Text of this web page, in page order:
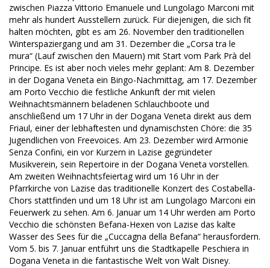
zwischen Piazza Vittorio Emanuele und Lungolago Marconi mit
mehr als hundert Ausstellern zurück. Für diejenigen, die sich fit
halten möchten, gibt es am 26. November den traditionellen
Winterspaziergang und am 31. Dezember die „Corsa tra le
mura“ (Lauf zwischen den Mauern) mit Start vom Park Prà del
Principe. Es ist aber noch vieles mehr geplant: Am 8. Dezember
in der Dogana Veneta ein Bingo-Nachmittag, am 17. Dezember
am Porto Vecchio die festliche Ankunft der mit vielen
Weihnachtsmännern beladenen Schlauchboote und
anschließend um 17 Uhr in der Dogana Veneta direkt aus dem
Friaul, einer der lebhaftesten und dynamischsten Chöre: die 35
Jugendlichen von Freevoices. Am 23. Dezember wird Armonie
Senza Confini, ein vor Kurzem in Lazise gegründeter
Musikverein, sein Repertoire in der Dogana Veneta vorstellen.
Am zweiten Weihnachtsfeiertag wird um 16 Uhr in der
Pfarrkirche von Lazise das traditionelle Konzert des Costabella-
Chors stattfinden und um 18 Uhr ist am Lungolago Marconi ein
Feuerwerk zu sehen. Am 6. Januar um 14 Uhr werden am Porto
Vecchio die schönsten Befana-Hexen von Lazise das kalte
Wasser des Sees für die „Cuccagna della Befana“ herausfordern.
Vom 5. bis 7. Januar entführt uns die Stadtkapelle Peschiera in
Dogana Veneta in die fantastische Welt von Walt Disney.